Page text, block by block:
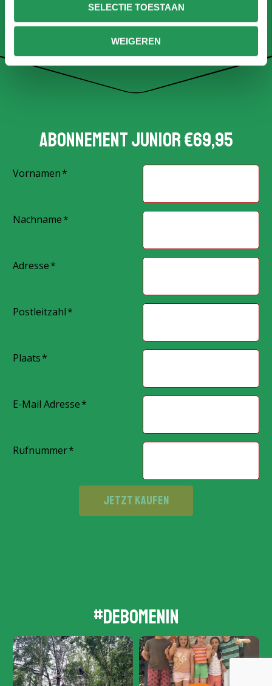
SELECTIE TOESTAAN
WEIGEREN
Abonnement Junior
Abonnement junior €69,95
Vornamen
Nachname
Adresse
Postleitzahl
Plaats
E-Mail Adresse
Rufnummer
JETZT KAUFEN
#debomenin